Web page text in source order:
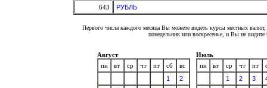
643
РУБЛЬ
Первого числа каждого месяца Вы можете видеть курсы местных
понедельник или воскресенье, и Вы не
Август
пн
вт ср чт пт сб
вс
1
2
Июль
пн
вт ср чт пт
1
2 3